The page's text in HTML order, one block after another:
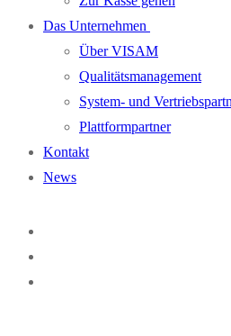
Das Unternehmen
Über VISAM
Qualitätsmanagement
System- und
Plattformpartner
Kontakt
News